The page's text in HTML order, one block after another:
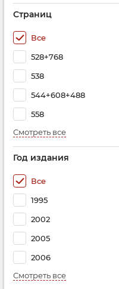
Страниц
Все
528+768
538
544+608+488
558
Смотреть все
Год издания
Все
1995
2002
2005
2006
Смотреть все